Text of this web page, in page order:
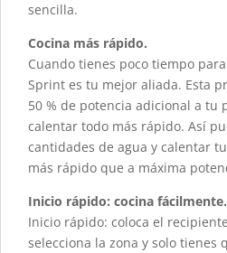
sencilla.
Cocina más rápido.
Cuando tienes poco tiempo
Sprint es tu mejor aliada. Esta
50 % de potencia adicional a tu
calentar todo más rápido. Así
cantidades de agua y calentar
más rápido que a máxima
Inicio rápido: cocina fácilmente.
Inicio rápido: coloca el
selecciona la zona y solo tienes